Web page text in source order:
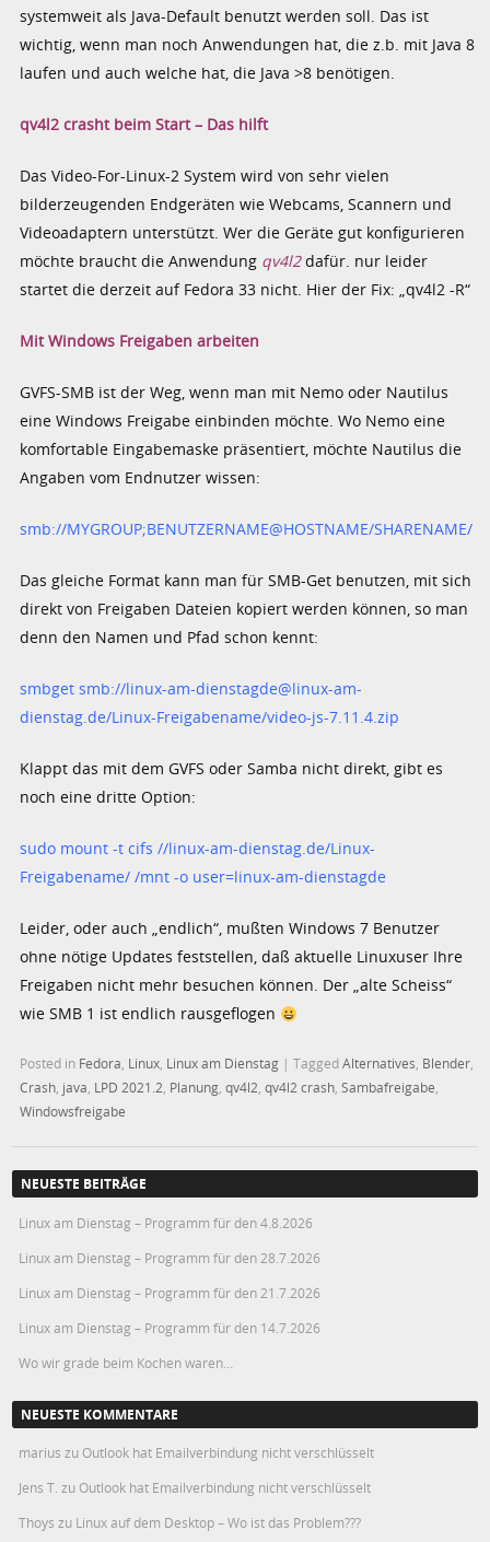
systemweit als Java-Default benutzt werden soll. Das ist
wichtig, wenn man noch Anwendungen hat, die z.b. mit Java 8
laufen und auch welche hat, die Java >8 benötigen.
qv4l2 crasht beim Start – Das hilft
Das Video-For-Linux-2 System wird von sehr vielen
bilderzeugenden Endgeräten wie Webcams, Scannern und
Videoadaptern unterstützt. Wer die Geräte gut konfigurieren
möchte braucht die Anwendung qv4l2dafür. nur leider
startet die derzeit auf Fedora 33 nicht. Hier der Fix: „qv4l2 -R“
Mit Windows Freigaben arbeiten
GVFS-SMB ist der Weg, wenn man mit Nemo oder Nautilus
eine Windows Freigabe einbinden möchte. Wo Nemo eine
komfortable Eingabemaske präsentiert, möchte Nautilus die
Angaben vom Endnutzer wissen:
smb://MYGROUP;BENUTZERNAME@HOSTNAME/SHARENAME/
Das gleiche Format kann man für SMB-Get benutzen, mit sich
direkt von Freigaben Dateien kopiert werden können, so man
denn den Namen und Pfad schon kennt:
smbget smb://linux-am-dienstagde@linux-am-
dienstag.de/Linux-Freigabename/video-js-7.11.4.zip
Klappt das mit dem GVFS oder Samba nicht direkt, gibt es
noch eine dritte Option:
sudo mount -t cifs //linux-am-dienstag.de/Linux-
Freigabename/ /mnt -o user=linux-am-dienstagde
Leider, oder auch „endlich“, mußten Windows 7 Benutzer
ohne nötige Updates feststellen, daß aktuelle Linuxuser Ihre
Freigaben nicht mehr besuchen können. Der „alte Scheiss“
wie SMB 1 ist endlich rausgeflogen
Posted in Fedora, Linux, Linux am Dienstag |TaggedAlternatives, Blender,
Crash, java, LPD 2021.2, Planung,qv4l2,qv4l2 crash,Sambafreigabe,
Windowsfreigabe
NEUESTE BEITRÄGE
Linux am Dienstag – Programm für den 4.8.2026
Linux am Dienstag – Programm für den 28.7.2026
Linux am Dienstag – Programm für den 21.7.2026
Linux am Dienstag – Programm für den 14.7.2026
Wo wir grade beim Kochen waren…
NEUESTE KOMMENTARE
marius zu Outlook hat Emailverbindung nicht verschlüsselt
Jens T. zu Outlook hat Emailverbindung nicht verschlüsselt
Thoys zu Linux auf dem Desktop – Wo ist das Problem???